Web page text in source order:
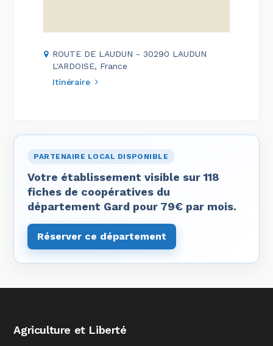
ROUTE DE LAUDUN - 30290 LAUDUN
L'ARDOISE, France
Itinéraire
PARTENAIRE LOCAL DISPONIBLE
Votre établissement visible sur 118
fiches de coopératives du
département Gard pour 79€ par mois.
Réserver ce département
Agriculture et Liberté